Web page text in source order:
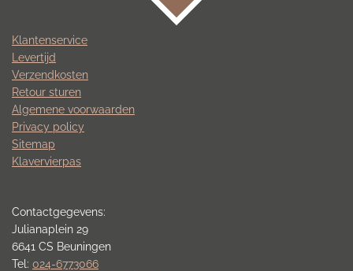
Klantenservice
Levertijd
Verzendkosten
Retour sturen
Algemene voorwaarden
Privacy policy
Sitemap
Klavervierpas
Contactgegevens:
Julianaplein 29
6641 CS Beuningen
Tel: 024-6773066